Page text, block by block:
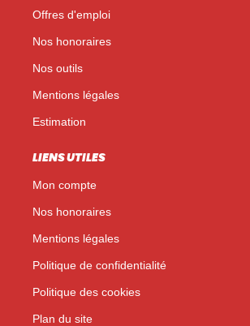
Offres d'emploi
Nos honoraires
Nos outils
Mentions légales
Estimation
LIENS UTILES
Mon compte
Nos honoraires
Mentions légales
Politique de confidentialité
Politique des cookies
Plan du site